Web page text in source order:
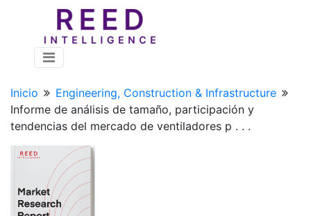
Inicio
Engineering, Construction & Infrastructure
Informe de análisis de tamaño, participación y
tendencias del mercado de ventiladores p . . .